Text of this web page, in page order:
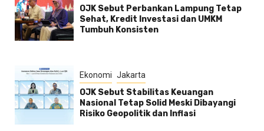
OJK Sebut Perbankan Lampung Tetap
Sehat, Kredit Investasi dan UMKM
Tumbuh Konsisten
Ekonomi Jakarta
OJK Sebut Stabilitas Keuangan
Nasional Tetap Solid Meski Dibayangi
Risiko Geopolitik dan Inflasi